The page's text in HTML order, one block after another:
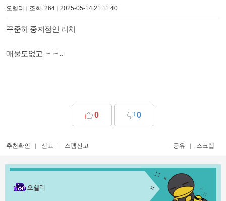
오렐리 조회: 264 2025-05-14 21:11:40
꾸준히 중저점인 리치
매물도없고 ㅋㅋ..
0 0
추천확인 신고 스팸신고 공유 스크랩
오렐리